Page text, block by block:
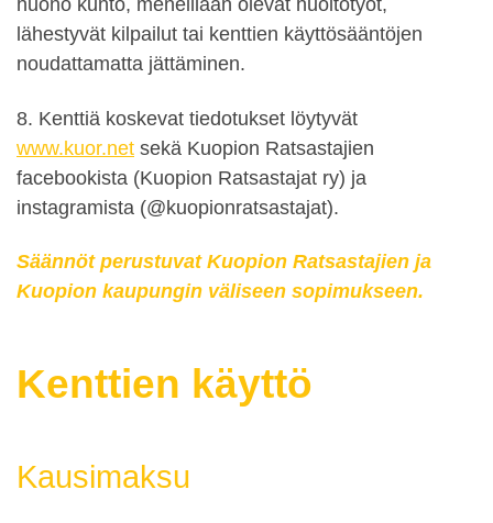
huono kunto, meneillään olevat huoltotyöt,
lähestyvät kilpailut tai kenttien käyttösääntöjen
noudattamatta jättäminen.
8. Kenttiä koskevat tiedotukset löytyvät
www.kuor.net sekä Kuopion Ratsastajien
facebookista (Kuopion Ratsastajat ry) ja
instagramista (@kuopionratsastajat).
Säännöt perustuvat Kuopion Ratsastajien ja
Kuopion kaupungin väliseen sopimukseen.
Kenttien käyttö
Kausimaksu